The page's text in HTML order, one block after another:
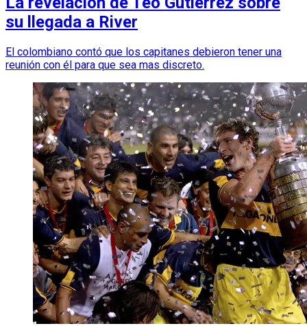
su llegada a River
El colombiano contó que los capitanes debieron tener una
reunión con él para que sea mas discreto.